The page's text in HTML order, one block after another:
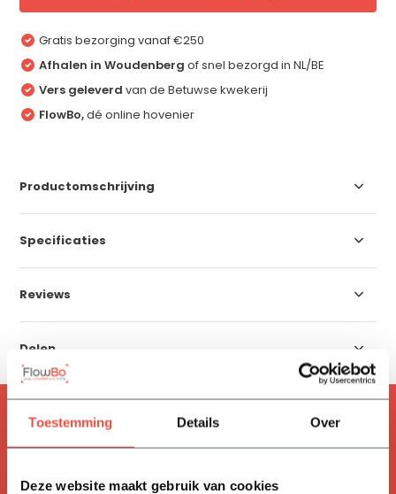
Toestemming Details Over
Deze website maakt gebruik van cookies
Gratis bezorging vanaf €250
Afhalen in Woudenberg of snel bezorgd in NL/BE
Vers geleverd van de Betuwse kwekerij
FlowBo,dé online hovenier
Productomschrijving
Specificaties
Reviews
Delen
ACCESSOIRES
Handig om mee te bestellen